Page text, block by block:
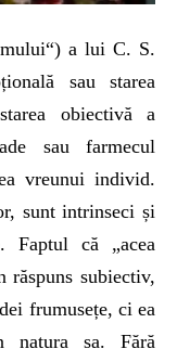
a lui C. S.
sau starea
obiectivă a
sau farmecul
vreunui individ.
sunt intrinseci și
Faptul că „acea
răspuns subiectiv,
frumusețe, ci ea
natura sa. Fără